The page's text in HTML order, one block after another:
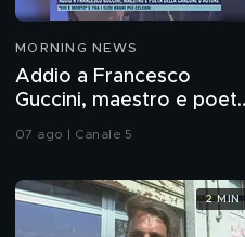
MORNING NEWS
Addio a Francesco
Guccini, maestro e
della canzone d'autore
07 ago | Canale 5
2 MIN